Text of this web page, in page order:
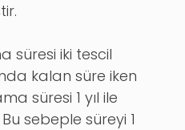
süresi iki tescil
kalan süre iken
süresi 1 yıl ile
Bu sebeple süreyi 1